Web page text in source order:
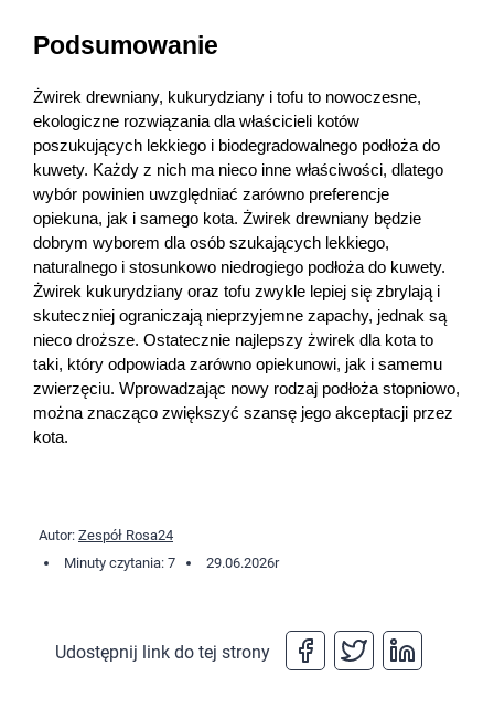
Podsumowanie
Żwirek drewniany, kukurydziany i tofu to nowoczesne,
ekologiczne rozwiązania dla właścicieli kotów
poszukujących lekkiego i biodegradowalnego podłoża do
kuwety. Każdy z nich ma nieco inne właściwości, dlatego
wybór powinien uwzględniać zarówno preferencje
opiekuna, jak i samego kota. Żwirek drewniany będzie
dobrym wyborem dla osób szukających lekkiego,
naturalnego i stosunkowo niedrogiego podłoża do kuwety.
Żwirek kukurydziany oraz tofu zwykle lepiej się zbrylają i
skuteczniej ograniczają nieprzyjemne zapachy, jednak są
nieco droższe. Ostatecznie najlepszy żwirek dla kota to
taki, który odpowiada zarówno opiekunowi, jak i samemu
zwierzęciu. Wprowadzając nowy rodzaj podłoża stopniowo,
można znacząco zwiększyć szansę jego akceptacji przez
kota.
Autor: Zespół Rosa24
Minuty czytania: 7
29.06.2026r
Udostępnij link do tej strony